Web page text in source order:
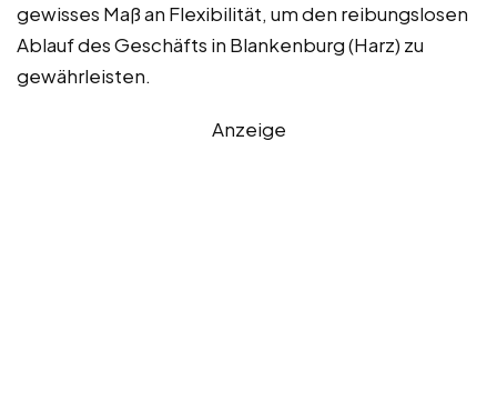
gewisses Maß an Flexibilität, um den reibungslosen
Ablauf des Geschäfts in Blankenburg (Harz) zu
gewährleisten.
Anzeige